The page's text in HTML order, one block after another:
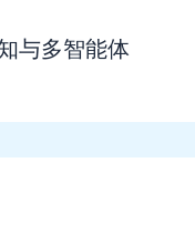
与多智能体